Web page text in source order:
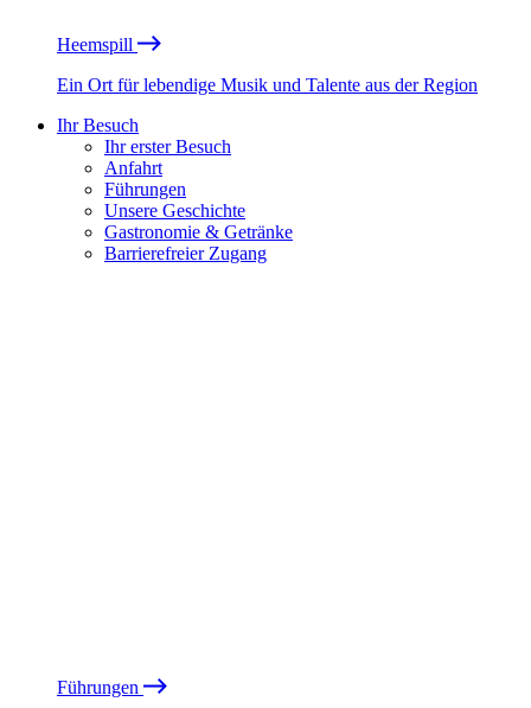
Heemspill
Ein Ort für lebendige Musik und Talente aus der Region
Ihr Besuch
Ihr erster Besuch
Anfahrt
Führungen
Unsere Geschichte
Gastronomie & Getränke
Barrierefreier Zugang
Führungen